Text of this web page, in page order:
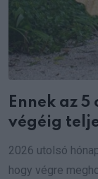
Ennek az
végéig
2026 utolsó
hogy végre